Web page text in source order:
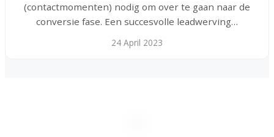
(contactmomenten) nodig om over te gaan naar de
conversie fase. Een succesvolle leadwerving…
24 April 2023